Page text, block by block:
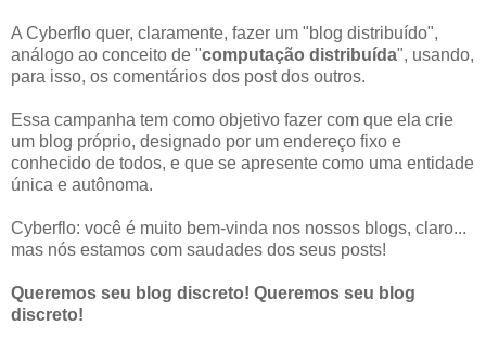
A Cyberflo quer, claramente, fazer um "blog distribuído",
análogo ao conceito de "computação distribuída", usando,
para isso, os comentários dos post dos outros.
Essa campanha tem como objetivo fazer com que ela crie
um blog próprio, designado por um endereço fixo e
conhecido de todos, e que se apresente como uma entidade
única e autônoma.
Cyberflo: você é muito bem-vinda nos nossos blogs, claro...
mas nós estamos com saudades dos seus posts!
Queremos seu blog discreto! Queremos seu blog
discreto!